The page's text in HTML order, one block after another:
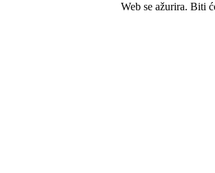
Web se ažurira. Biti